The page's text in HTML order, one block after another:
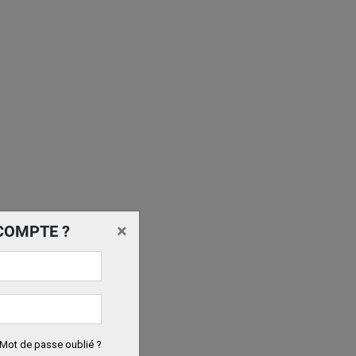
? ×
Mot de passe oublié ?